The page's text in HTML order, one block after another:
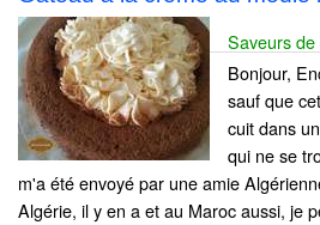
Saveurs de
Bonjour,
sauf que
cuit dans
qui ne se
m'a été envoyé par une amie
Algérie, il y en a et au Maroc aussi, je